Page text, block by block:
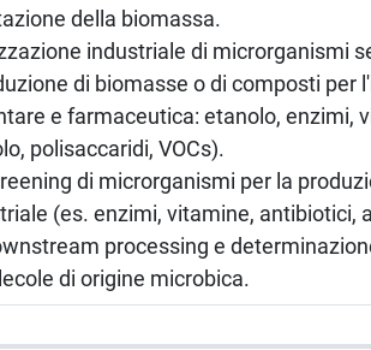
della biomassa.
industriale di microrganismi
di biomasse o di composti per
e farmaceutica: etanolo, enzimi,
polisaccaridi, VOCs).
di microrganismi per la
(es. enzimi, vitamine, antibiotici,
processing e
di origine microbica.